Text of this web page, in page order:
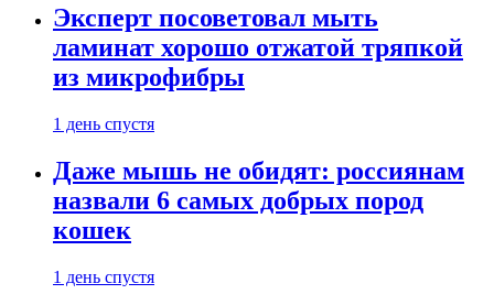
Эксперт посоветовал мыть
ламинат хорошо отжатой тряпкой
из микрофибры
1 день спустя
Даже мышь не обидят: россиянам
назвали 6 самых добрых пород
кошек
1 день спустя